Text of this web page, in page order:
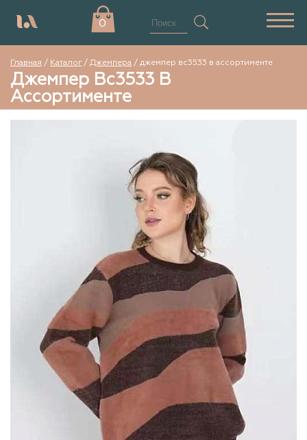
0
Главная / Каталог/ Джемпера / джемпер вс3533 в ассортименте
Джемпер Вс3533 В
Ассортименте